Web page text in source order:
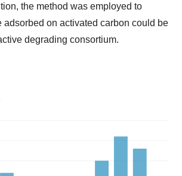
the method was employed to
adsorbed on activated carbon could be
degrading consortium.